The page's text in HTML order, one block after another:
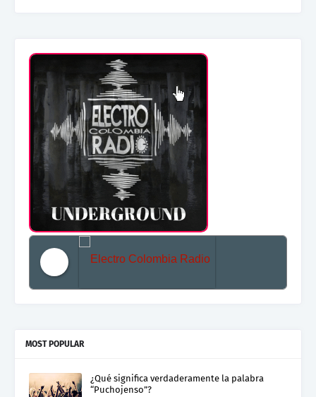
MOST POPULAR
¿Qué significa verdaderamente la palabra
“Puchojenso”?